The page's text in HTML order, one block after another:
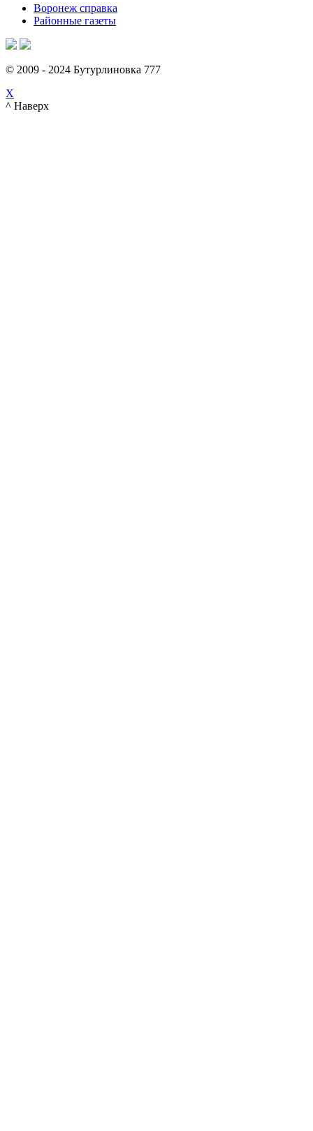
Воронеж справка
Районные газеты
© 2009 - 2024 Бутурлиновка 777
X
^ Наверх